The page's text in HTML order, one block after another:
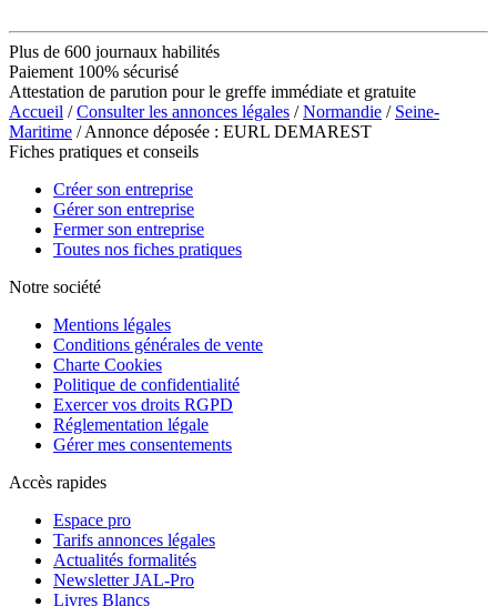
Plus de 600 journaux habilités
Paiement 100% sécurisé
Attestation de parution pour le greffe immédiate et gratuite
Accueil /Consulter les annonces légales /Normandie / Seine-
Maritime / Annonce déposée : EURL DEMAREST
Fiches pratiques et conseils
Créer son entreprise
Gérer son entreprise
Fermer son entreprise
Toutes nos fiches pratiques
Notre société
Mentions légales
Conditions générales de vente
Charte Cookies
Politique de confidentialité
Exercer vos droits RGPD
Réglementation légale
Gérer mes consentements
Accès rapides
Espace pro
Tarifs annonces légales
Actualités formalités
Newsletter JAL-Pro
Livres Blancs